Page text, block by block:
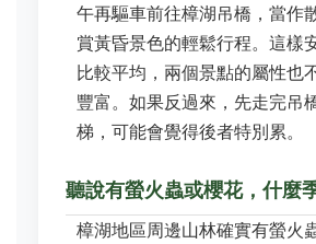
午再驅車前往樟湖吊橋，當作
賞黃昏景色的輕鬆行程。這樣
比較平均，兩個景點的屬性也
豐富。如果反過來，先走完吊
梯，可能會覺得後者特別累。
聽說有螢火蟲或櫻花，什麼
樟湖地區周邊山林確實有螢火